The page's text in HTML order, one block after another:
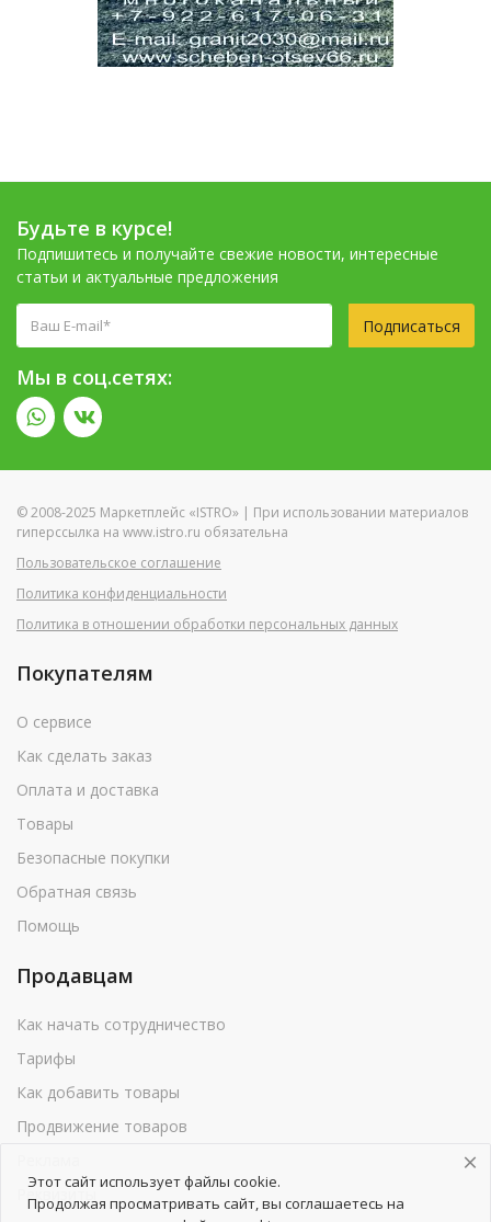
Будьте в курсе!
Подпишитесь и получайте свежие новости, интересные
статьи и актуальные предложения
Подписаться
Мы в соц.сетях:
© 2008-2025 Маркетплейс «ISTRO» | При использовании материалов
гиперссылка на www.istro.ru обязательна
Пользовательское соглашение
Политика конфиденциальности
Политика в отношении обработки персональных данных
Покупателям
О сервисе
Как сделать заказ
Оплата и доставка
Товары
Безопасные покупки
Обратная связь
Помощь
Продавцам
Как начать сотрудничество
Тарифы
Как добавить товары
Продвижение товаров
Реквизиты
Этот сайт использует файлы cookie.
Продолжая просматривать сайт, вы соглашаетесь на